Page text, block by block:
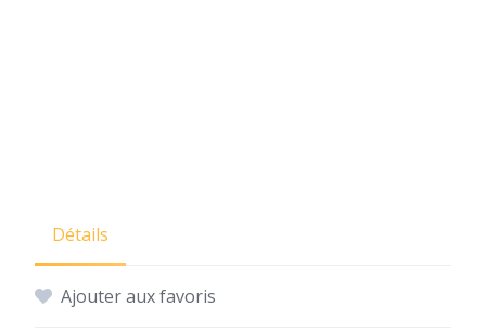
Détails
Ajouter aux favoris